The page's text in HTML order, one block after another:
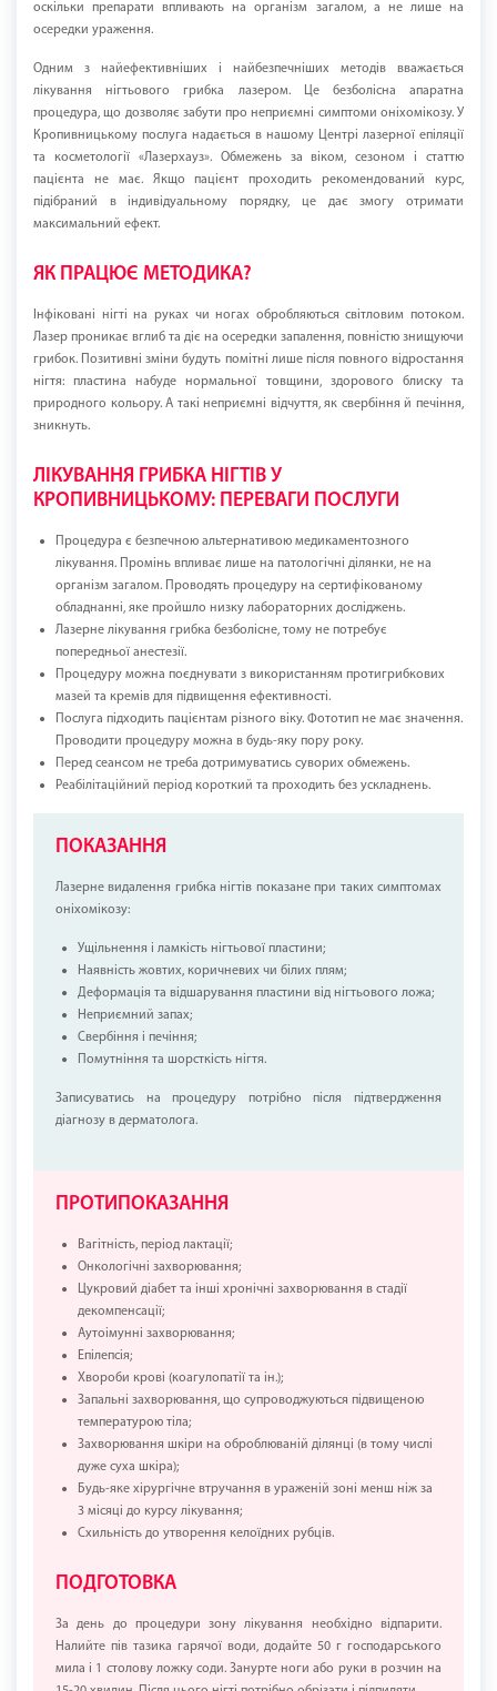
оскільки препарати впливають на організм загалом, а не лише на
осередки ураження.
Одним з найефективніших і найбезпечніших методів вважається
лікування нігтьового грибка лазером. Це безболісна апаратна
процедура, що дозволяє забути про неприємні симптоми оніхомікозу. У
Кропивницькому послуга надається в нашому Центрі лазерної епіляції
та косметології «Лазерхауз». Обмежень за віком, сезоном і статтю
пацієнта не має. Якщо пацієнт проходить рекомендований курс,
підібраний в індивідуальному порядку, це дає змогу отримати
максимальний ефект.
ЯК ПРАЦЮЄ МЕТОДИКА?
Інфіковані нігті на руках чи ногах обробляються світловим потоком.
Лазер проникає вглиб та діє на осередки запалення, повністю знищуючи
грибок. Позитивні зміни будуть помітні лише після повного відростання
нігтя: пластина набуде нормальної товщини, здорового блиску та
природного кольору. А такі неприємні відчуття, як свербіння й печіння,
зникнуть.
ЛІКУВАННЯ ГРИБКА НІГТІВ У
КРОПИВНИЦЬКОМУ: ПЕРЕВАГИ ПОСЛУГИ
Процедура є безпечною альтернативою медикаментозного
лікування. Промінь впливає лише на патологічні ділянки, не на
організм загалом. Проводять процедуру на сертифікованому
обладнанні, яке пройшло низку лабораторних досліджень.
Лазерне лікування грибка безболісне, тому не потребує
попередньої анестезії.
Процедуру можна поєднувати з використанням протигрибкових
мазей та кремів для підвищення ефективності.
Послуга підходить пацієнтам різного віку. Фототип не має значення.
Проводити процедуру можна в будь-яку пору року.
Перед сеансом не треба дотримуватись суворих обмежень.
Реабілітаційний період короткий та проходить без ускладнень.
ПОКАЗАННЯ
Лазерне видалення грибка нігтів показане при таких симптомах
оніхомікозу:
Ущільнення і ламкість нігтьової пластини;
Наявність жовтих, коричневих чи білих плям;
Деформація та відшарування пластини від нігтьового ложа;
Неприємний запах;
Свербіння і печіння;
Помутніння та шорсткість нігтя.
Записуватись на процедуру потрібно після підтвердження
діагнозу в дерматолога.
ПРОТИПОКАЗАННЯ
Вагітність, період лактації;
Онкологічні захворювання;
Цукровий діабет та інші хронічні захворювання в стадії
декомпенсації;
Аутоімунні захворювання;
Епілепсія;
Хвороби крові (коагулопатії та ін.);
Запальні захворювання, що супроводжуються підвищеною
температурою тіла;
Захворювання шкіри на оброблюваній ділянці (в тому числі
дуже суха шкіра);
Будь-яке хірургічне втручання в ураженій зоні менш ніж за
3 місяці до курсу лікування;
Схильність до утворення келоїдних рубців.
ПОДГОТОВКА
За день до процедури зону лікування необхідно відпарити.
Налийте пів тазика гарячої води, додайте 50 г господарського
мила і 1 столову ложку соди. Занурте ноги або руки в розчин на